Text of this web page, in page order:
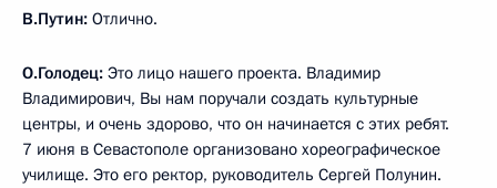
В.Путин: Отлично.
О.Голодец: Это лицо нашего проекта. Владимир
Владимирович, Вы нам поручали создать культурные
центры, и очень здорово, что он начинается с этих ребят.
7 июня в Севастополе организовано хореографическое
училище. Это его ректор, руководитель Сергей Полунин.